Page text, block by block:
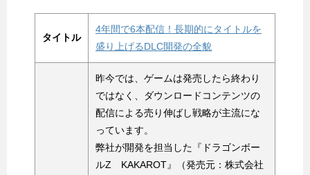
タイトル
4年間で6本配信！長期的にタイトルを
盛り上げるDLC開発の全貌
昨今では、ゲームは発売したら終わり
ではなく、ダウンロードコンテンツの
配信による売り伸ばし戦略が主流にな
っています。
弊社が開発を担当した『ドラゴンボー
ルZ KAKAROT』（発売元：株式会社